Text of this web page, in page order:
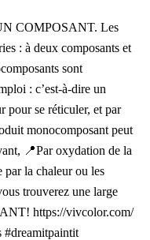
COMPOSANT. Les
: à deux composants et
sont
: c’est-à-dire un
pour se réticuler, et par
monocomposant peut
📍Par oxydation de la
la chaleur ou les
trouverez une large
https://vivcolor.com/
#dreamitpaintit